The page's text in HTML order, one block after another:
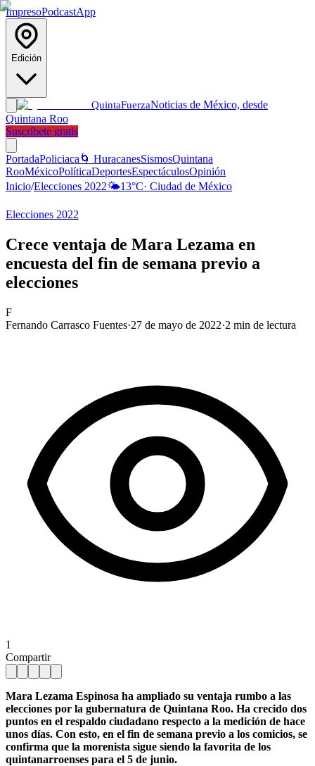
ImpresoPodcastApp
Edición
QuintaFuerzaNoticias de México, desde
Quintana Roo
Suscríbete gratis
PortadaPoliciaca 🌀 HuracanesSismosQuintana
RooMéxicoPolíticaDeportesEspectáculosOpinión
Inicio/Elecciones 2022🌤️13°C· Ciudad de México
Elecciones 2022
Crece ventaja de Mara Lezama en
encuesta del fin de semana previo a
elecciones
F
Fernando Carrasco Fuentes·27 de mayo de 2022·2 min de lectura
1
Compartir
Mara Lezama Espinosa ha ampliado su ventaja rumbo a las
elecciones por la gubernatura de Quintana Roo. Ha crecido dos
puntos en el respaldo ciudadano respecto a la medición de hace
unos días. Con esto, en el fin de semana previo a los comicios, se
confirma que la morenista sigue siendo la favorita de los
quintanarroenses para el 5 de junio.